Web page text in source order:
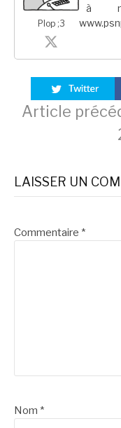
Plop ;3
à
Lire
la
suite
Article
LAISSER UN
Commentaire *
Nom *